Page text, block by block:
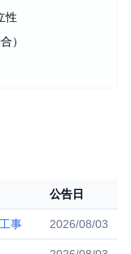
性
）
公告日
事 2026/08/03